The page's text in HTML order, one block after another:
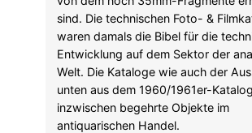
sind. Die technischen Foto- &
waren damals die Bibel für die
Entwicklung auf dem Sektor der
Welt. Die Kataloge wie auch der
unten aus dem 1960/1961er-
inzwischen begehrte Objekte im
antiquarischen Handel.